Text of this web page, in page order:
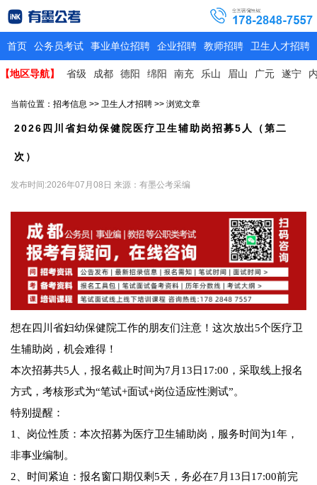
首页 公务员考试 事业单位招聘 企业招聘 教师招聘 卫生人才招聘
【地区导航】 省级 成都 德阳 绵阳 南充 乐山 眉山 广元 遂宁
当前位置： 招考信息 >> 卫生人才招聘 >> 浏览文章
2026四川省妇幼保健院医疗卫生辅助岗招募5人（第二
次）
发布时间:2026年07月08日 来源：有墨公考采编
想在四川省妇幼保健院工作的朋友们注意！这次放出5个医疗卫
生辅助岗，机会难得！
本次招募共5人，报名截止时间为7月13日17:00，采取线上报名
方式，考核形式为“笔试+面试+岗位适应性测试”。
特别提醒：
1、岗位性质：本次招募为医疗卫生辅助岗，服务时间为1年，
非事业编制。
2、时间紧迫：报名窗口期仅剩5天，务必在7月13日17:00前完